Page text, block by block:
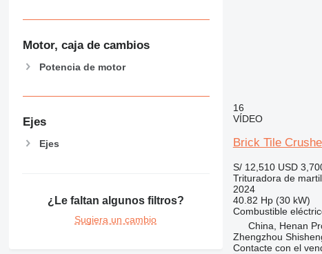
Motor, caja de cambios
Potencia de motor
Ejes
Ejes
¿Le faltan algunos filtros?
Sugiera un cambio
16
VÍDEO
Brick Tile
S/ 12,510 USD
Trituradora de
2024
40.82 Hp (30 kW)
Combustible
China, Henan
Zhengzhou
Contacte con el